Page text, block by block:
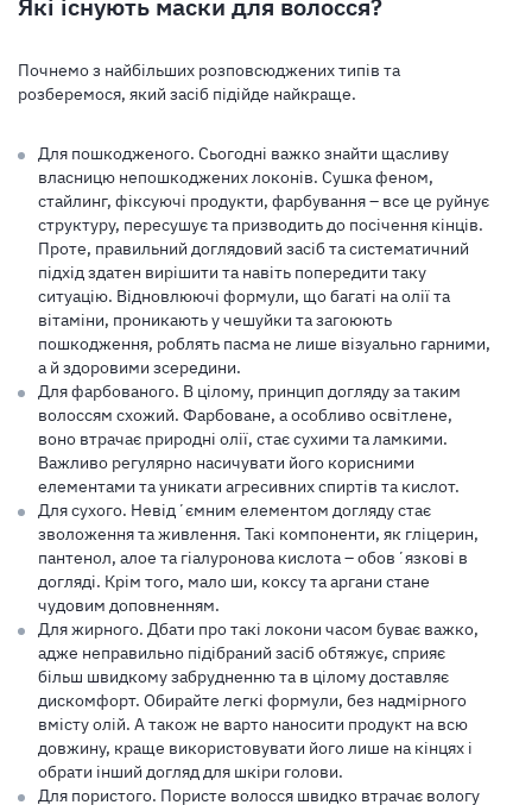
Які існують маски для волосся?
Почнемо з найбільших розповсюджених типів та
розберемося, який засіб підійде найкраще.
Для пошкодженого. Сьогодні важко знайти щасливу
власницю непошкоджених локонів. Сушка феном,
стайлинг, фіксуючі продукти, фарбування – все це руйнує
структуру, пересушує та призводить до посічення кінців.
Проте, правильний доглядовий засіб та систематичний
підхід здатен вирішити та навіть попередити таку
ситуацію. Відновлюючі формули, що багаті на олії та
вітаміни, проникають у чешуйки та загоюють
пошкодження, роблять пасма не лише візуально гарними,
а й здоровими зсередини.
Для фарбованого. В цілому, принцип догляду за таким
волоссям схожий. Фарбоване, а особливо освітлене,
воно втрачає природні олії, стає сухими та ламкими.
Важливо регулярно насичувати його корисними
елементами та уникати агресивних спиртів та кислот.
Для сухого. Невідʼємним елементом догляду стає
зволоження та живлення. Такі компоненти, як гліцерин,
пантенол, алое та гіалуронова кислота – обовʼязкові в
догляді. Крім того, мало ши, коксу та аргани стане
чудовим доповненням.
Для жирного. Дбати про такі локони часом буває важко,
адже неправильно підібраний засіб обтяжує, сприяє
більш швидкому забрудненню та в цілому доставляє
дискомфорт. Обирайте легкі формули, без надмірного
вмісту олій. А також не варто наносити продукт на всю
довжину, краще використовувати його лише на кінцях і
обрати інший догляд для шкіри голови.
Для пористого. Пористе волосся швидко втрачає вологу